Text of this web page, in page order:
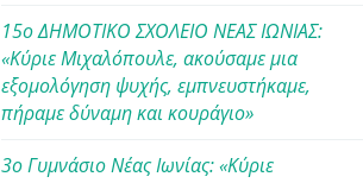
15ο ΔΗΜΟΤΙΚΟ ΣΧΟΛΕΙΟ ΝΕΑΣ ΙΩΝΙΑΣ:
«Κύριε Μιχαλόπουλε, ακούσαμε μια
εξομολόγηση ψυχής, εμπνευστήκαμε,
πήραμε δύναμη και κουράγιο»
3ο Γυμνάσιο Νέας Ιωνίας: «Κύριε